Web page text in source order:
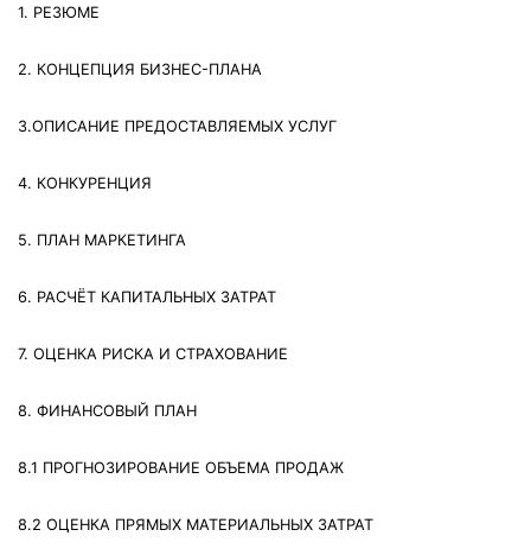
1. РЕЗЮМЕ
2. КОНЦЕПЦИЯ БИЗНЕС-ПЛАНА
3.ОПИСАНИЕ ПРЕДОСТАВЛЯЕМЫХ УСЛУГ
4. КОНКУРЕНЦИЯ
5. ПЛАН МАРКЕТИНГА
6. РАСЧЁТ КАПИТАЛЬНЫХ ЗАТРАТ
7. ОЦЕНКА РИСКА И СТРАХОВАНИЕ
8. ФИНАНСОВЫЙ ПЛАН
8.1 ПРОГНОЗИРОВАНИЕ ОБЪЕМА ПРОДАЖ
8.2 ОЦЕНКА ПРЯМЫХ МАТЕРИАЛЬНЫХ ЗАТРАТ